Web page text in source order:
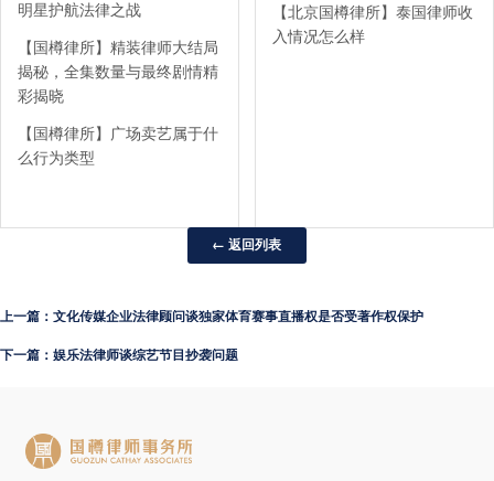
明星护航法律之战
【国樽律所】精装律师大结局
揭秘，全集数量与最终剧情精
彩揭晓
【国樽律所】广场卖艺属于什
么行为类型
【北京国樽律所】泰国律师收
入情况怎么样
← 返回列表
上一篇：文化传媒企业法律顾问谈独家体育赛事直播权是否受著作权保护
下一篇：娱乐法律师谈综艺节目抄袭问题